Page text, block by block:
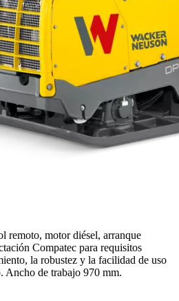
remoto, motor diésel, arranque
Compatec para requisitos
la robustez y la facilidad de uso
Ancho de trabajo 970 mm.